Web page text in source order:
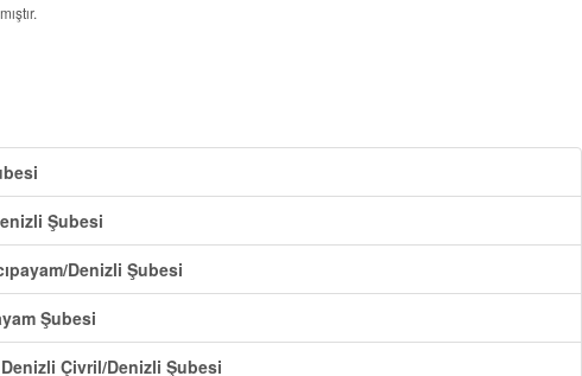
Şubesi
Denizli Şubesi
Şubesi
Çivril/Denizli Şubesi